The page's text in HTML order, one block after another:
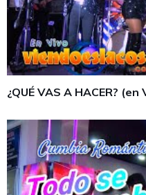
¿QUÉ VAS A HACER? (en